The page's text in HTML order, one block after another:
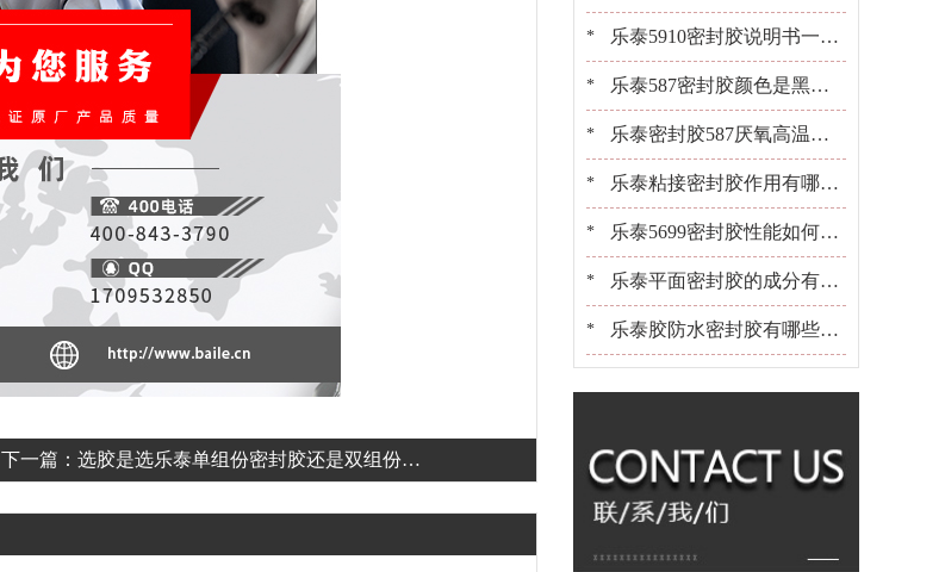
下一篇： 选胶是选乐泰单组份密封胶还是双组份
0+年经验工程师告诉你[百乐
粘胶]
* 乐泰5910密封胶说明书一键
获取[百乐粘胶胶水百科]
* 乐泰587密封胶颜色是黑是
白？[百乐粘胶胶水百科]
* 乐泰密封胶587厌氧高温密
封胶平面粘接密封
* 乐泰粘接密封胶作用有哪
些？[百乐粘胶]胶水百晓生
* 乐泰5699密封胶性能如何？
可以用在金属上吗？[百乐粘
胶]
* 乐泰平面密封胶的成分有哪
些？适合用在什么产品上[百
* 乐泰胶防水密封胶有哪些？